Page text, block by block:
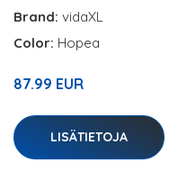
Brand: vidaXL
Color: Hopea
87.99 EUR
LISÄTIETOJA